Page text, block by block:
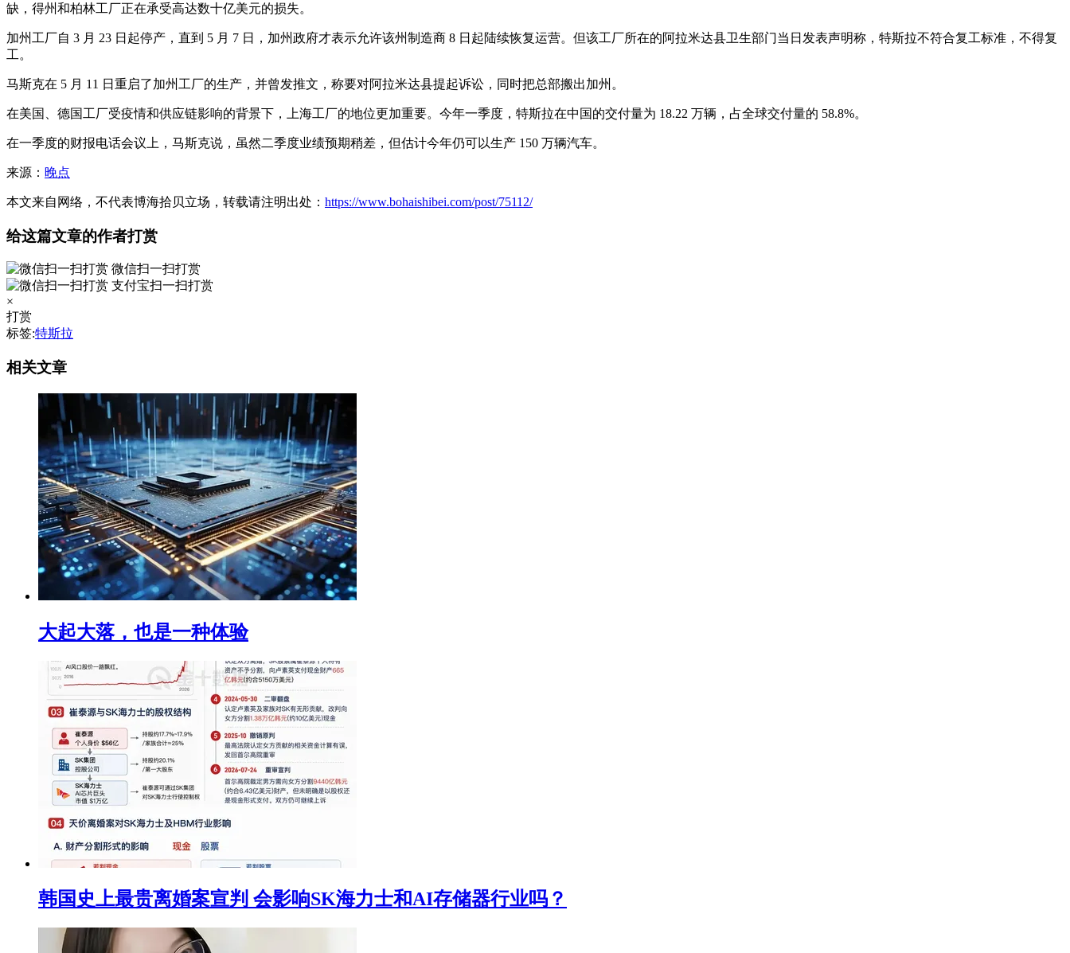
缺，得州和柏林工厂正在承受高达数十亿美元的损失。
加州工厂自 3 月 23 日起停产，直到 5 月 7 日，加州政府才表示允许该州制造商 8 日起陆续恢复运营。但该工厂所在的阿拉米达县卫生部门当日发表声明称，特斯拉不符合复工标准，不得复
工。
马斯克在 5 月 11 日重启了加州工厂的生产，并曾发推文，称要对阿拉米达县提起诉讼，同时把总部搬出加州。
在美国、德国工厂受疫情和供应链影响的背景下，上海工厂的地位更加重要。今年一季度，特斯拉在中国的交付量为 18.22 万辆，占全球交付量的 58.8%。
在一季度的财报电话会议上，马斯克说，虽然二季度业绩预期稍差，但估计今年仍可以生产 150 万辆汽车。
来源： 晚点
本文来自网络，不代表博海拾贝立场，转载请注明出处： https://www.bohaishibei.com/post/75112/
给这篇文章的作者打赏
微信扫一扫打赏
支付宝扫一扫打赏
×
打赏
标签:特斯拉
相关文章
大起大落，也是一种体验
韩国史上最贵离婚案宣判 会影响SK海力士和AI存储器行业吗？